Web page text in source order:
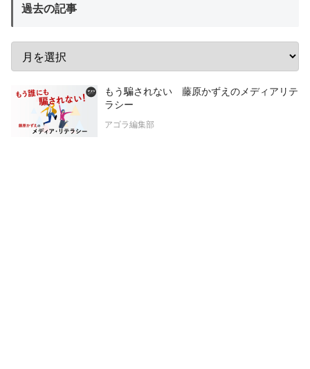
過去の記事
もう騙されない 藤原かずえのメディアリテ
ラシー
アゴラ編集部